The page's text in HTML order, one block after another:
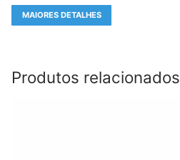
MAIORES DETALHES
Produtos relacionados